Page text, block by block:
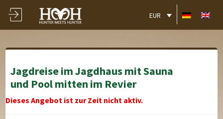
EUR
Jagdreise im Jagdhaus mit Sauna
und Pool mitten im Revier
Dieses Angebot ist zur Zeit nicht aktiv.